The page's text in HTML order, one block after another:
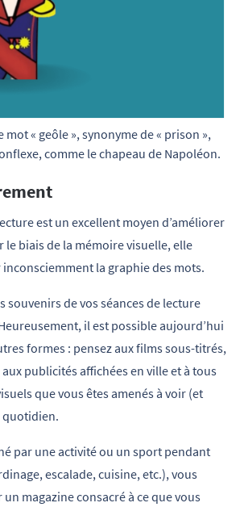
« geôle », synonyme de « prison »,
comme le chapeau de Napoléon.
est un excellent moyen d’améliorer
le biais de la mémoire visuelle, elle
la graphie des mots.
souvenirs de vos séances de lecture
il est possible aujourd’hui
formes : pensez aux films sous-titrés,
publicités affichées en ville et à tous
que vous êtes amenés à voir (et
quotidien.
par une activité ou un sport pendant
escalade, cuisine, etc.), vous
magazine consacré à ce que vous